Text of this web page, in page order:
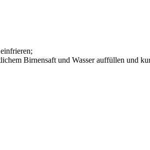
Birnensaft und Wasser auffüllen und